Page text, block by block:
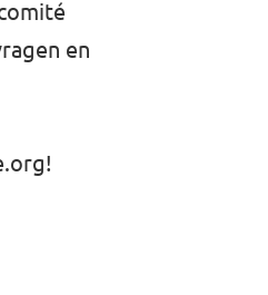
en
!